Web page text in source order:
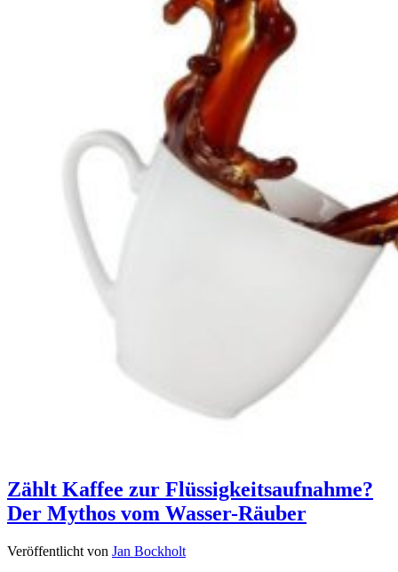
Zählt Kaffee zur Flüssigkeitsaufnahme?
Der Mythos vom Wasser-Räuber
Veröffentlicht von Jan Bockholt